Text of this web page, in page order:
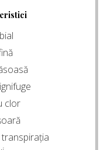
clor
transpirația